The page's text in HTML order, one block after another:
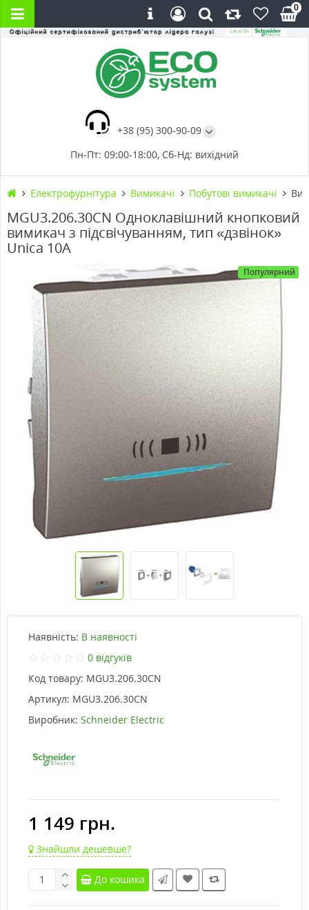
+38 (95) 300-90-09
Пн-Пт: 09:00-18:00, Сб-Нд: вихідний
0
Електрофурнітура Вимикачі Побутові вимикачі
MGU3.206.30CN Одноклавішний кнопковий
вимикач з підсвічуванням, тип «дзвінок»
Unica 10А
Популярний
Наявність: В наявності
0 відгуків
Код товару: MGU3.206.30CN
Артикул: MGU3.206.30CN
Виробник: Schneider Electric
1 149 грн.
Знайшли дешевше?
До кошика